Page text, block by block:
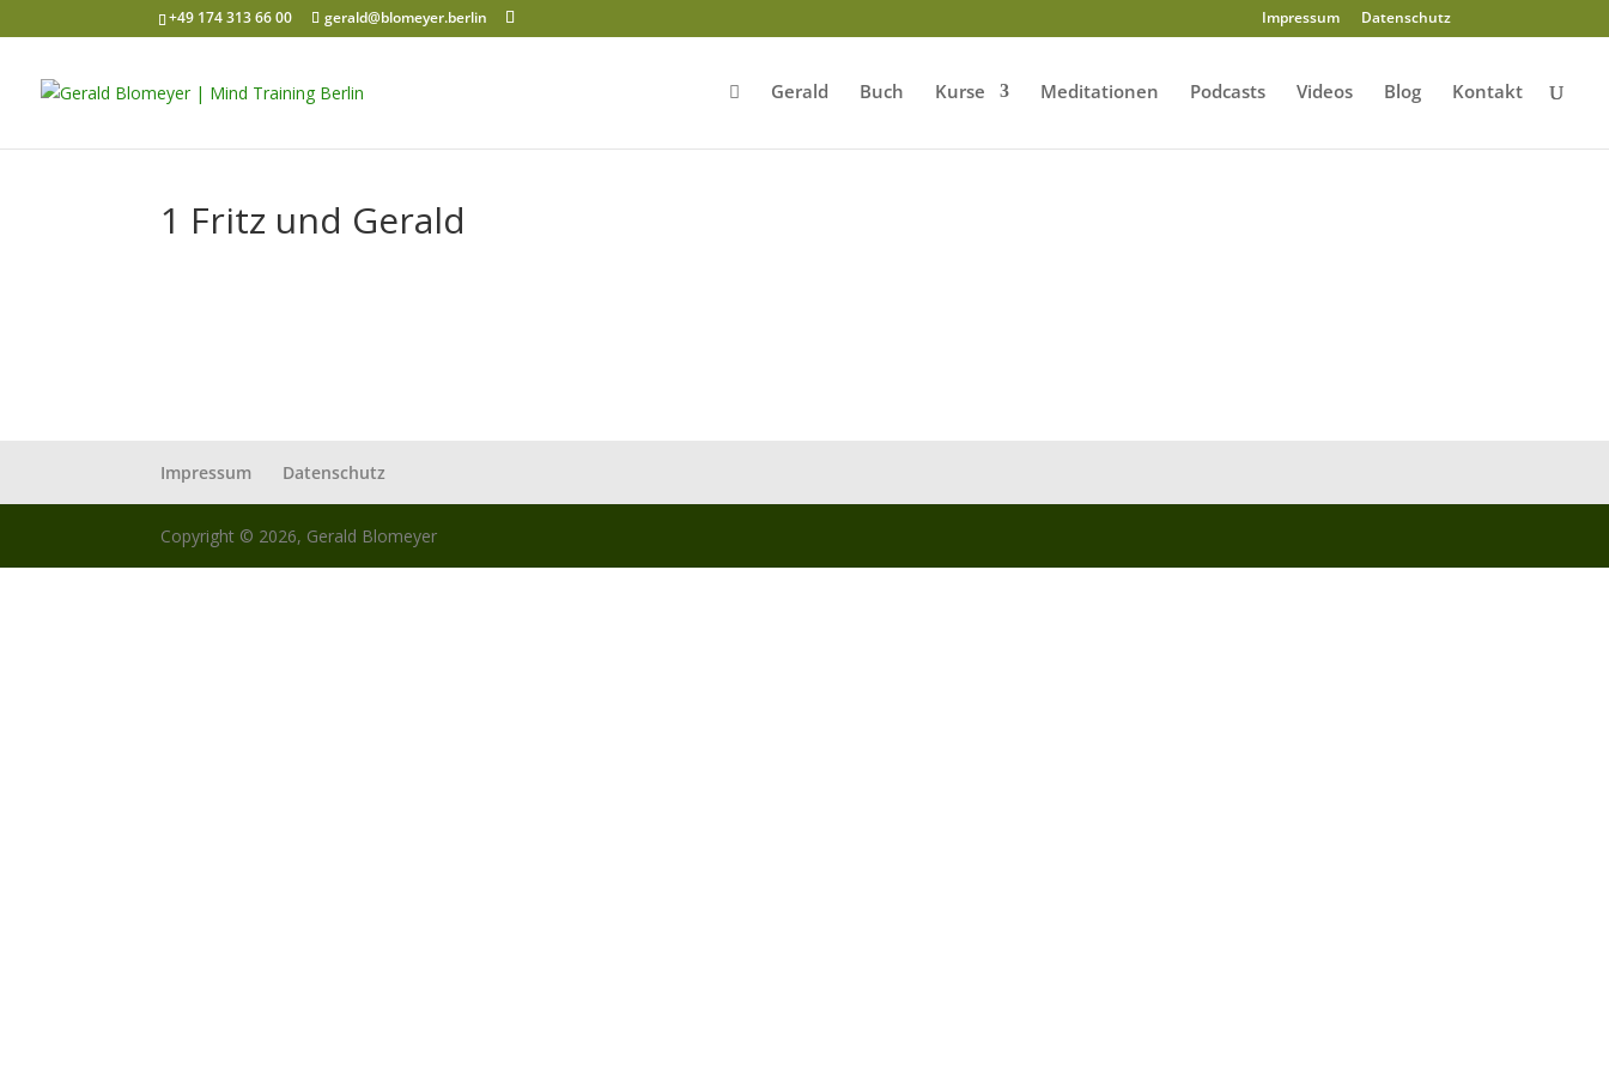
+49 174 313 66 00 gerald@blomeyer.berlin Impressum Datenschutz
Gerald Buch Kurse Meditationen Podcasts Videos Blog Kontakt
1 Fritz und Gerald
Impressum Datenschutz
Copyright © 2026, Gerald Blomeyer